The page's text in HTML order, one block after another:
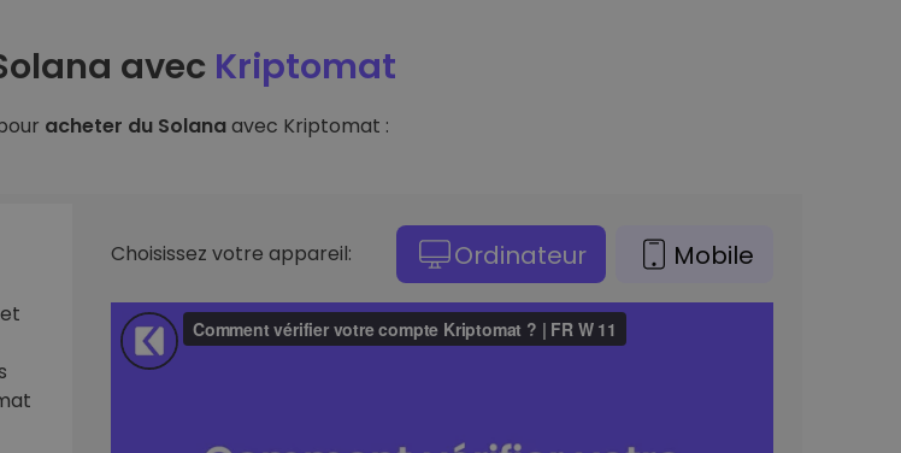
avec Kriptomat
acheter du Solanaavec Kriptomat :
Choisissez votre appareil: Ordinateur Mobile